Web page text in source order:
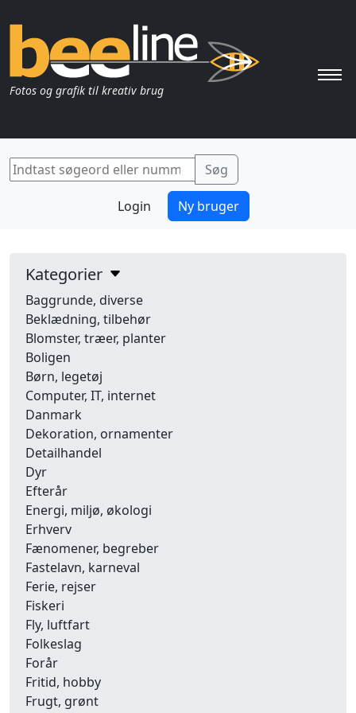
Fotos og grafik til kreativ brug
Login Ny bruger
Kategorier
Baggrunde, diverse
Beklædning, tilbehør
Blomster, træer, planter
Boligen
Børn, legetøj
Computer, IT, internet
Danmark
Dekoration, ornamenter
Detailhandel
Dyr
Efterår
Energi, miljø, økologi
Erhverv
Fænomener, begreber
Fastelavn, karneval
Ferie, rejser
Fiskeri
Fly, luftfart
Folkeslag
Forår
Fritid, hobby
Frugt, grønt